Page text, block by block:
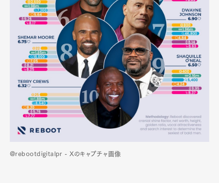
@rebootdigitalpr - Xのキャプチャ画像